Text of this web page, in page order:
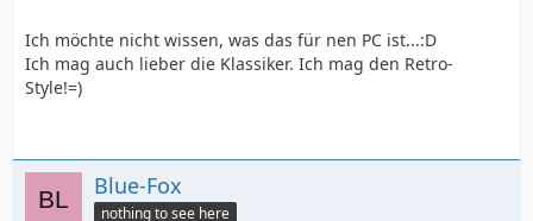
Ich möchte nicht wissen, was das für nen PC ist...:D
Ich mag auch lieber die Klassiker. Ich mag den Retro-
Style!=)
Blue-Fox
nothing to see here